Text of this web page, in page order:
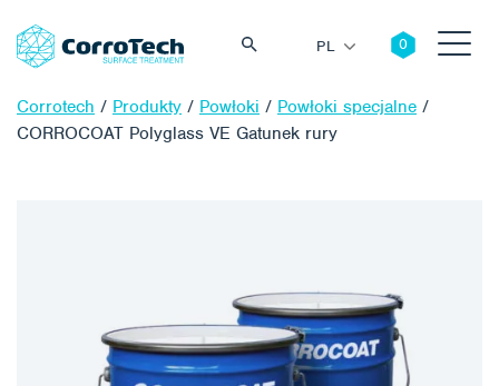
PL
Corrotech / Produkty / Powłoki / Powłoki specjalne /
CORROCOAT Polyglass VE Gatunek rury